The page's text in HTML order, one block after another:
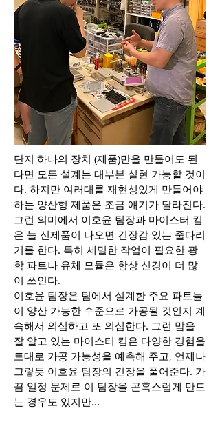
단지 하나의 장치 (제품)만을 만들어도 된
다면 모든 설계는 대부분 실현 가능할 것이
다. 하지만 여러대를 재현성있게 만들어야
하는 양산형 제품은 조금 얘기가 달라진다.
그런 의미에서 이호윤 팀장과 마이스터 킴
은 늘 신제품이 나오면 긴장감 있는 줄다리
기를 한다. 특히 세밀한 작업이 필요한 광
학 파트나 유체 모듈은 항상 신경이 더 많
이 쓰인다.
이호윤 팀장은 팀에서 설계한 주요 파트들
이 양산 가능한 수준으로 가공될 것인지 계
속해서 의심하고 또 의심한다. 그런 맘을
잘 알고 있는 마이스터 킴은 다양한 경험을
토대로 가공 가능성을 예측해 주고, 언제나
그렇듯 이호윤 팀장의 긴장을 풀어준다. 가
끔 일정 문제로 이 팀장을 곤혹스럽게 만드
는 경우도 있지만...